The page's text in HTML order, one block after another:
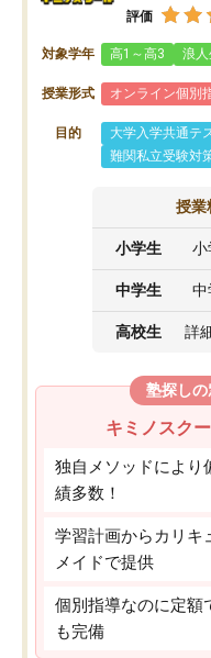
評価
対象学年 高1～高3 浪人
授業形式 オンライン個別
目的 大学入学共通テ
難関私立受験対
授業
小学生 小
中学生 中
高校生 詳
塾探し
キミノスク
独自メソッドにより
績多数！
学習計画からカリキ
メイドで提供
個別指導なのに定額
も完備